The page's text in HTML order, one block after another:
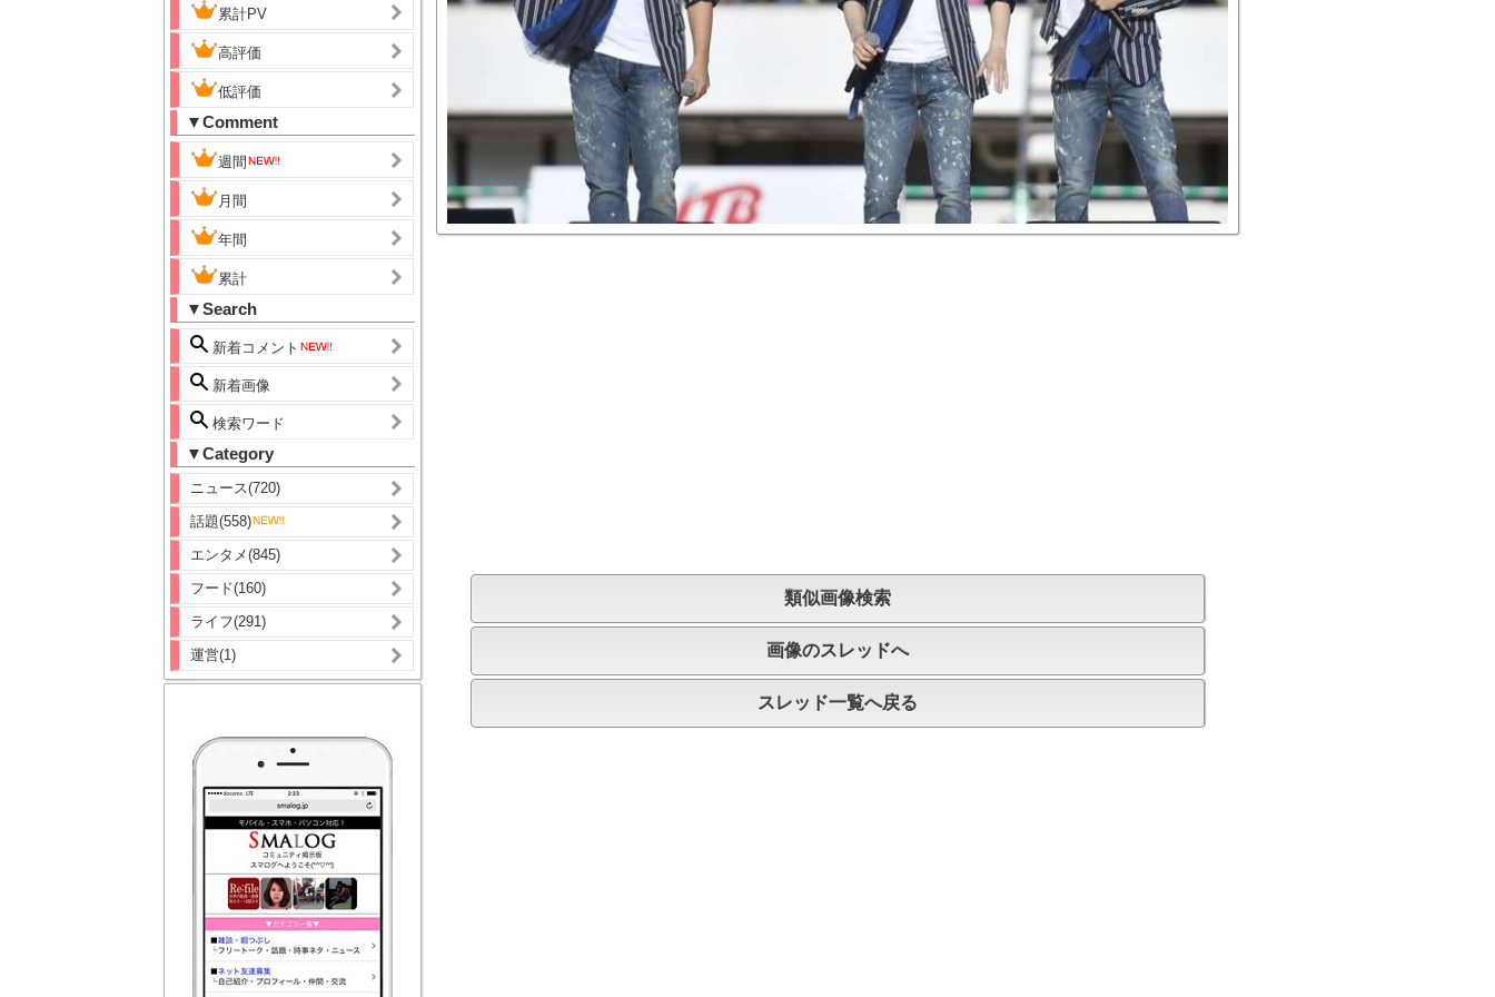
累計PV
高評価
低評価
▼Comment
週間
月間
年間
累計
▼Search
新着コメント
新着画像
検索ワード
▼Category
ニュース(720)
話題(558)
エンタメ(845)
フード(160)
ライフ(291)
運営(1)
類似画像検索
画像のスレッドへ
スレッド一覧へ戻る